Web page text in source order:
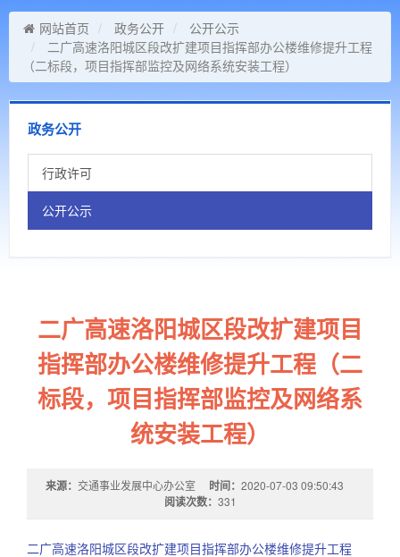
网站首页
政务公开
公开公示
二广高速洛阳城区段改扩建项目指挥部办公楼维修提升工程
（二标段，项目指挥部监控及网络系统安装工程）
政务公开
行政许可
公开公示
二广高速洛阳城区段改扩建项目
指挥部办公楼维修提升工程（二
标段，项目指挥部监控及网络系
统安装工程）
来源： 交通事业发展中心办公室 时间： 2020-07-03 09:50:43
阅读次数： 331
二广高速洛阳城区段改扩建项目指挥部办公楼维修提升工程